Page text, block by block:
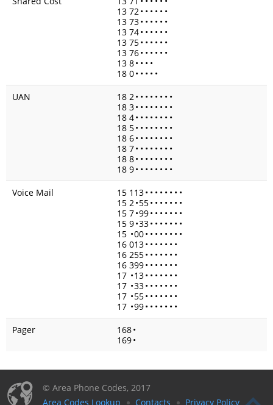
13 72• • • • • •
13 73• • • • • •
13 74• • • • • •
13 75• • • • • •
13 76• • • • • •
13 8• • • •
18 0• • • • •
UAN
18 2• • • • • • • •
18 3• • • • • • • •
18 4• • • • • • • •
18 5• • • • • • • •
18 6• • • • • • • •
18 7• • • • • • • •
18 8• • • • • • • •
18 9• • • • • • • •
Voice Mail
15 113• • • • • • • •
15 2•55• • • • • • •
15 7•99• • • • • • •
15 9•33• • • • • • •
15 •00• • • • • • • •
16 013• • • • • • •
16 255• • • • • • •
16 399• • • • • • •
17 •13• • • • • • •
17 •33• • • • • • •
17 •55• • • • • • •
17 •99• • • • • • •
Pager
168•
169•
© Area Phone Codes, 2017
Area Codes Lookup
Contacts Privacy Policy